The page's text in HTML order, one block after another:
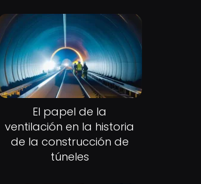
El papel de la
ventilación en la historia
de la construcción de
túneles